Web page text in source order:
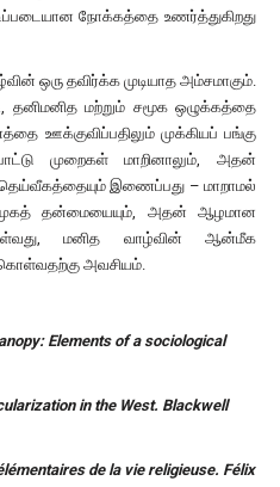
நோக்கத்தை உணர்த்துகிறது
ஒரு தவிர்க்க முடியாத அம்சமாகும்.
மற்றும் சமூக ஒழுக்கத்தை
ஊக்குவிப்பதிலும் முக்கியப் பங்கு
முறைகள் மாறினாலும், அதன்
இணைப்பது – மாறாமல்
தன்மையையும், அதன் ஆழமான
மனித வாழ்வின் ஆன்மீக
கொள்வதற்கு அவசியம்.
Elements of a sociological
in the West. Blackwell
de la vie religieuse. Félix